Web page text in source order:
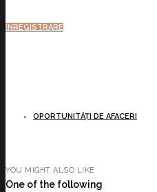
ÎNREGISTRARE
OPORTUNITĂȚI DE AFACERI
YOU MIGHT ALSO LIKE
One of the following